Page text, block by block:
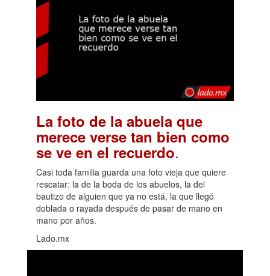
La foto de la abuela que
merece verse tan bien como
se ve en el recuerdo.
Casi toda familia guarda una foto vieja que quiere
rescatar: la de la boda de los abuelos, la del
bautizo de alguien que ya no está, la que llegó
doblada o rayada después de pasar de mano en
mano por años.
Lado.mx